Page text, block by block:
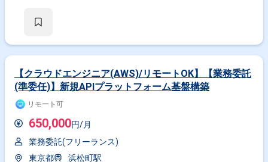
システム運用および保守
【クラウドエンジニア(AWS)/リモートOK】【業務委託
(準委任)】新規APIプラットフォーム基盤構築
リモート可
650,000円/月
業務委託(フリーランス)
東京都
浜松町駅